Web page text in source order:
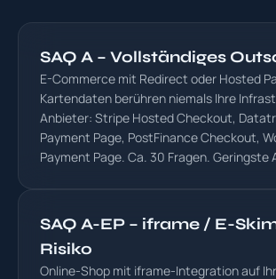
SAQ A – Vollständiges
E-Commerce mit Redirect oder Hosted
Kartendaten berühren niemals Ihre
Anbieter: Stripe Hosted Checkout,
Payment Page, PostFinance Checkout,
Payment Page. Ca. 30 Fragen. Geringste
SAQ A-EP – iframe / E-
Risiko
Online-Shop mit iframe-Integration auf